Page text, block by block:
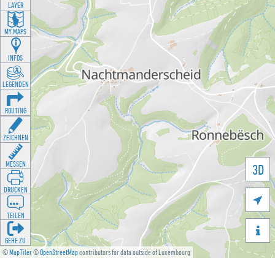
©MapTiler©OpenStreetMapcontributors for data outside of Luxembourg
3D


LAYER
MY MAPS
INFOS
LEGENDEN
ROUTING
ZEICHNEN
MESSEN
DRUCKEN
TEILEN
GEHE ZU